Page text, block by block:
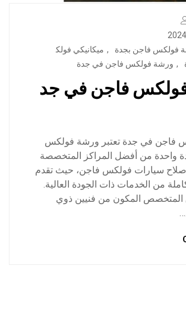
فولكس فاجن بجدة
, ميكانيكي فولك
, ورشة فولكس فاجن في جدة
فاجن في جد
فاجن في جدة تعتبر ورشة فولكس
واحدة من أفضل المراكز المتخصصة
سيارات فولكس فاجن، حيث تقدم
من الخدمات ذات الجودة العالية.
المتخصص المكون من فنيين ذوي